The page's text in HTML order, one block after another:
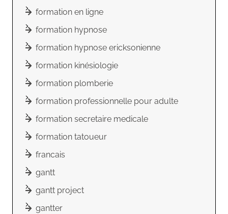
formation en ligne
formation hypnose
formation hypnose ericksonienne
formation kinésiologie
formation plomberie
formation professionnelle pour adulte
formation secretaire medicale
formation tatoueur
francais
gantt
gantt project
gantter